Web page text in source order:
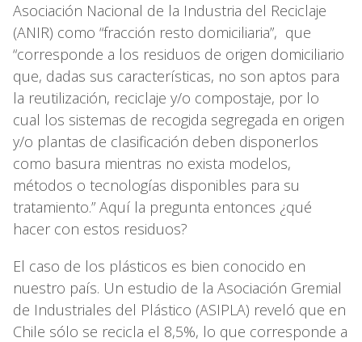
Asociación Nacional de la Industria del Reciclaje
(ANIR) como “fracción resto domiciliaria”, que
“corresponde a los residuos de origen domiciliario
que, dadas sus características, no son aptos para
la reutilización, reciclaje y/o compostaje, por lo
cual los sistemas de recogida segregada en origen
y/o plantas de clasificación deben disponerlos
como basura mientras no exista modelos,
métodos o tecnologías disponibles para su
tratamiento.” Aquí la pregunta entonces ¿qué
hacer con estos residuos?
El caso de los plásticos es bien conocido en
nuestro país. Un estudio de la Asociación Gremial
de Industriales del Plástico (ASIPLA) reveló que en
Chile sólo se recicla el 8,5%, lo que corresponde a